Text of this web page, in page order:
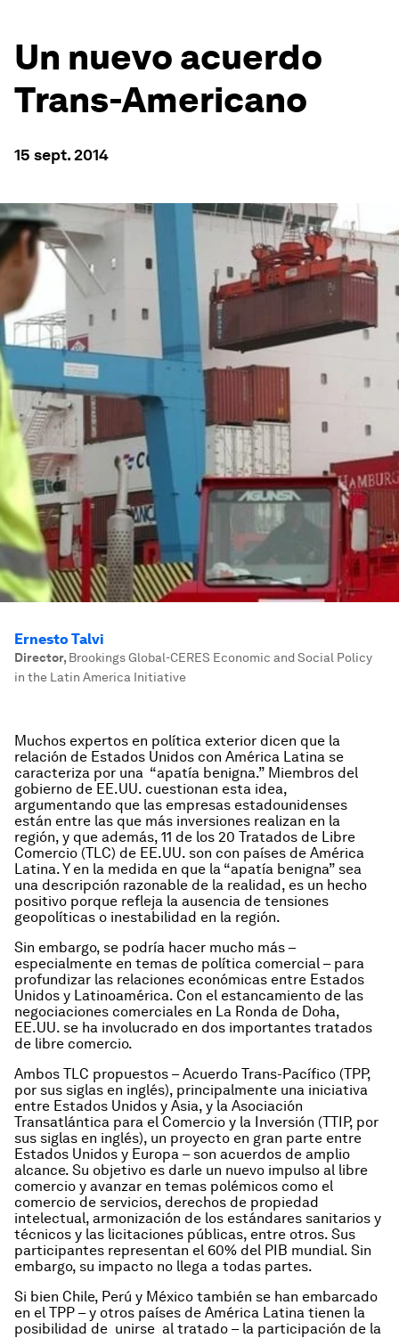
Un nuevo acuerdo
Trans-Americano
15 sept. 2014
Ernesto Talvi
Director, Brookings Global-CERES Economic and Social Policy
in the Latin America Initiative
Muchos expertos en política exterior dicen que la
relación de Estados Unidos con América Latina se
caracteriza por una “apatía benigna.” Miembros del
gobierno de EE.UU. cuestionan esta idea,
argumentando que las empresas estadounidenses
están entre las que más inversiones realizan en la
región, y que además, 11 de los 20 Tratados de Libre
Comercio (TLC) de EE.UU. son con países de América
Latina. Y en la medida en que la “apatía benigna” sea
una descripción razonable de la realidad, es un hecho
positivo porque refleja la ausencia de tensiones
geopolíticas o inestabilidad en la región.
Sin embargo, se podría hacer mucho más –
especialmente en temas de política comercial – para
profundizar las relaciones económicas entre Estados
Unidos y Latinoamérica. Con el estancamiento de las
negociaciones comerciales en La Ronda de Doha,
EE.UU. se ha involucrado en dos importantes tratados
de libre comercio.
Ambos TLC propuestos – Acuerdo Trans-Pacífico (TPP,
por sus siglas en inglés), principalmente una iniciativa
entre Estados Unidos y Asia, y la Asociación
Transatlántica para el Comercio y la Inversión (TTIP, por
sus siglas en inglés), un proyecto en gran parte entre
Estados Unidos y Europa – son acuerdos de amplio
alcance. Su objetivo es darle un nuevo impulso al libre
comercio y avanzar en temas polémicos como el
comercio de servicios, derechos de propiedad
intelectual, armonización de los estándares sanitarios y
técnicos y las licitaciones públicas, entre otros. Sus
participantes representan el 60% del PIB mundial. Sin
embargo, su impacto no llega a todas partes.
Si bien Chile, Perú y México también se han embarcado
en el TPP – y otros países de América Latina tienen la
posibilidad de unirse al tratado – la participación de la